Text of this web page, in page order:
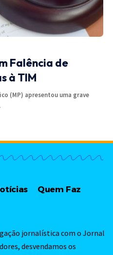
Falência de
à TIM
(MP) apresentou uma grave
Quem Faz
jornalística com o Jornal
desvendamos os